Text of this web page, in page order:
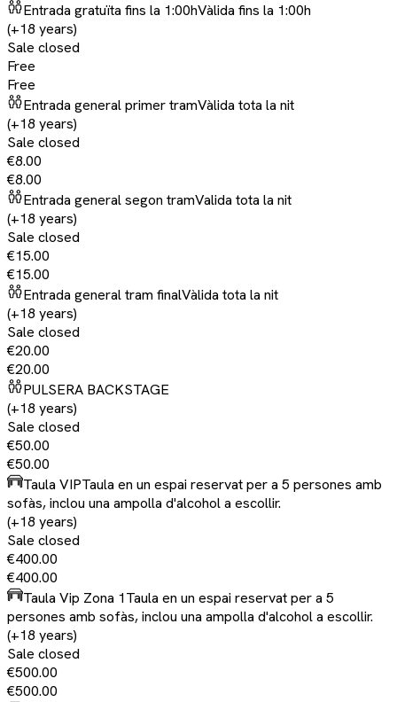
Entrada gratuïta fins la 1:00hVàlida fins la 1:00h
(+18 years)
Sale closed
Free
Free
Entrada general primer tramVàlida tota la nit
(+18 years)
Sale closed
€8.00
€8.00
Entrada general segon tramValida tota la nit
(+18 years)
Sale closed
€15.00
€15.00
Entrada general tram finalVàlida tota la nit
(+18 years)
Sale closed
€20.00
€20.00
PULSERA BACKSTAGE
(+18 years)
Sale closed
€50.00
€50.00
Taula VIPTaula en un espai reservat per a 5 persones amb
sofàs, inclou una ampolla d'alcohol a escollir.
(+18 years)
Sale closed
€400.00
€400.00
Taula Vip Zona 1Taula en un espai reservat per a 5
persones amb sofàs, inclou una ampolla d'alcohol a escollir.
(+18 years)
Sale closed
€500.00
€500.00